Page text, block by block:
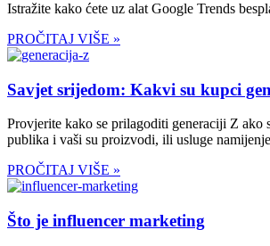
Istražite kako ćete uz alat Google Trends
PROČITAJ VIŠE »
Savjet srijedom: Kakvi su kupci
Provjerite kako se prilagoditi generaciji Z ako
publika i vaši su proizvodi, ili usluge
PROČITAJ VIŠE »
Što je influencer marketing